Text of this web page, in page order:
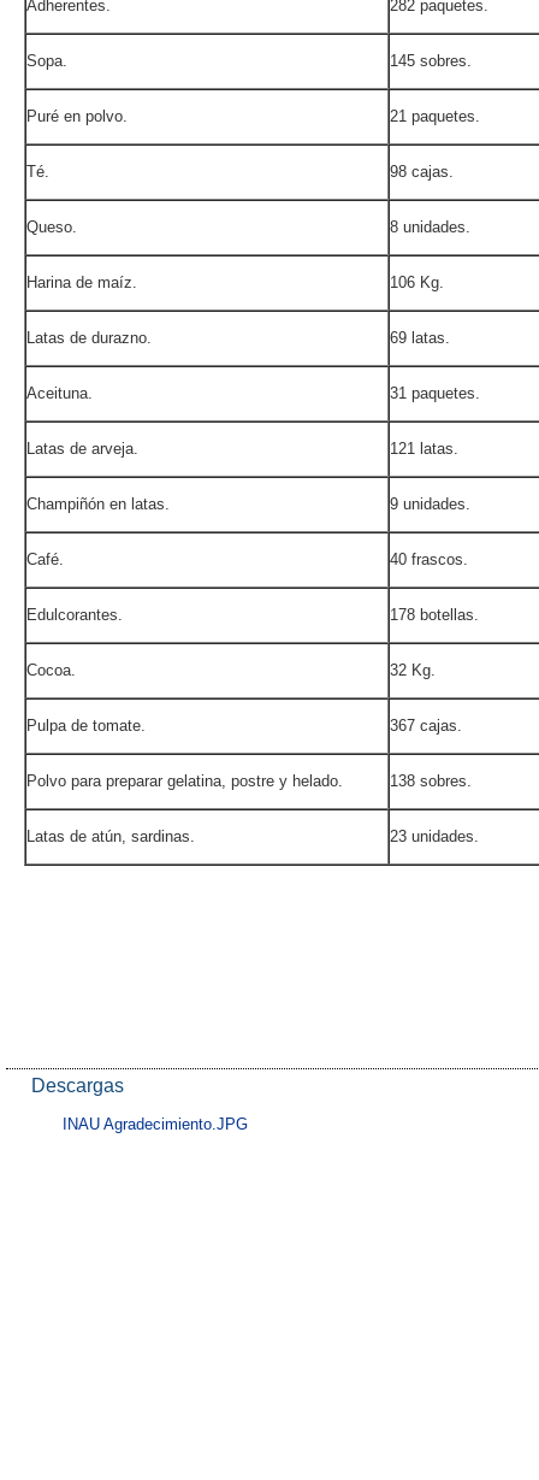
Adherentes. 282 paquetes.
Sopa. 145 sobres.
Puré en polvo. 21 paquetes.
Té. 98 cajas.
Queso. 8 unidades.
Harina de maíz. 106 Kg.
Latas de durazno. 69 latas.
Aceituna. 31 paquetes.
Latas de arveja. 121 latas.
Champiñón en latas. 9 unidades.
Café. 40 frascos.
Edulcorantes. 178 botellas.
Cocoa. 32 Kg.
Pulpa de tomate. 367 cajas.
Polvo para preparar gelatina, postre y helado. 138 sobres.
Latas de atún, sardinas. 23 unidades.
Descargas
INAU Agradecimiento.JPG